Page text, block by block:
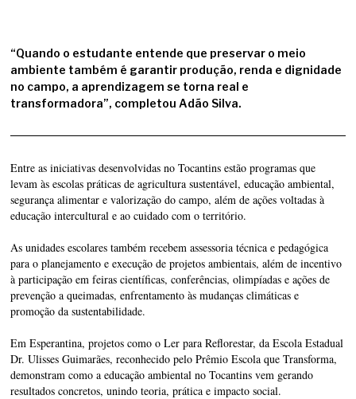
“Quando o estudante entende que preservar o meio
ambiente também é garantir produção, renda e dignidade
no campo, a aprendizagem se torna real e
transformadora”, completou Adão Silva.
Entre as iniciativas desenvolvidas no Tocantins estão programas que
levam às escolas práticas de agricultura sustentável, educação ambiental,
segurança alimentar e valorização do campo, além de ações voltadas à
educação intercultural e ao cuidado com o território.
As unidades escolares também recebem assessoria técnica e pedagógica
para o planejamento e execução de projetos ambientais, além de incentivo
à participação em feiras científicas, conferências, olimpíadas e ações de
prevenção a queimadas, enfrentamento às mudanças climáticas e
promoção da sustentabilidade.
Em Esperantina, projetos como o Ler para Reflorestar, da Escola Estadual
Dr. Ulisses Guimarães, reconhecido pelo Prêmio Escola que Transforma,
demonstram como a educação ambiental no Tocantins vem gerando
resultados concretos, unindo teoria, prática e impacto social.